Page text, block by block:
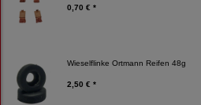
0,70 € *
Wieselflinke Ortmann Reifen 48g
2,50 € *